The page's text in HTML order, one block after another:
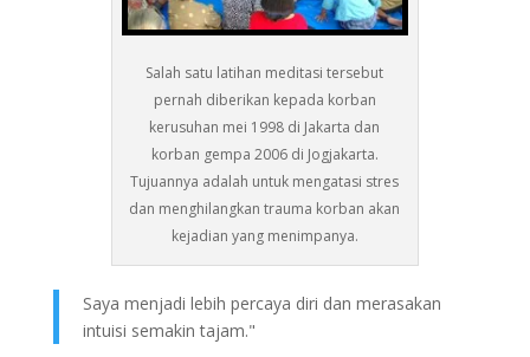
Salah satu latihan meditasi tersebut
pernah diberikan kepada korban
kerusuhan mei 1998 di Jakarta dan
korban gempa 2006 di Jogjakarta.
Tujuannya adalah untuk mengatasi stres
dan menghilangkan trauma korban akan
kejadian yang menimpanya.
Saya menjadi lebih percaya diri dan merasakan
intuisi semakin tajam."